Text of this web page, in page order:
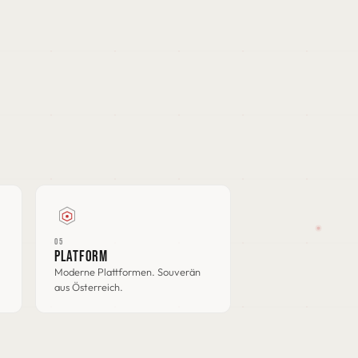
05
PLATFORM
Moderne Plattformen. Souverän
aus Österreich.